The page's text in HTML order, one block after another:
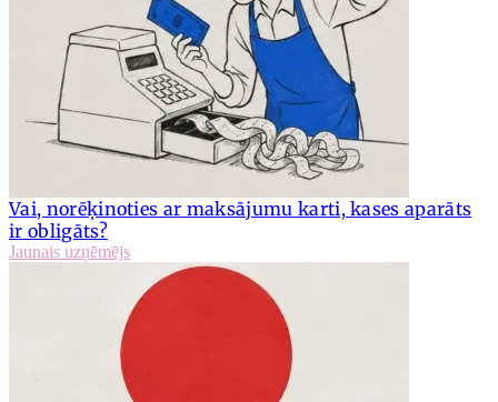
Vai, norēķinoties ar maksājumu karti, kases aparāts
ir obligāts?
Jaunais uzņēmējs